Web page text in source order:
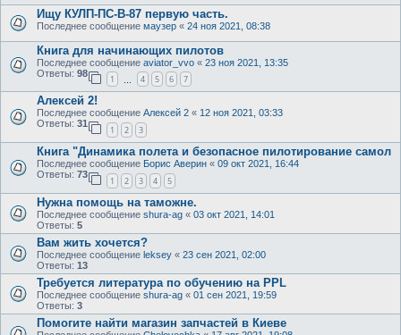
Ищу КУЛП-ПС-В-87 первую часть.
Последнее сообщение маузер « 24 ноя 2021, 08:38
Книга для начинающих пилотов
Последнее сообщение aviator_vvo « 23 ноя 2021, 13:35
Ответы: 98
1 4 5 6 7
Алексей 2!
Последнее сообщение Алексей 2 « 12 ноя 2021, 03:33
Ответы: 31
1 2 3
Книга "Динамика полета и безопасное пилотирование самол
Последнее сообщение Борис Аверин « 09 окт 2021, 16:44
Ответы: 73
1 2 3 4 5
Нужна помощь на таможне.
Последнее сообщение shura-ag « 03 окт 2021, 14:01
Ответы: 5
Вам жить хочется?
Последнее сообщение leksey « 23 сен 2021, 02:00
Ответы: 13
Требуется литература по обучению на PPL
Последнее сообщение shura-ag « 01 сен 2021, 19:59
Ответы: 3
Помогите найти магазин запчастей в Киеве